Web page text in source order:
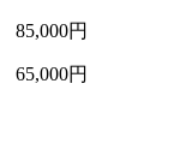
85,000円
65,000円